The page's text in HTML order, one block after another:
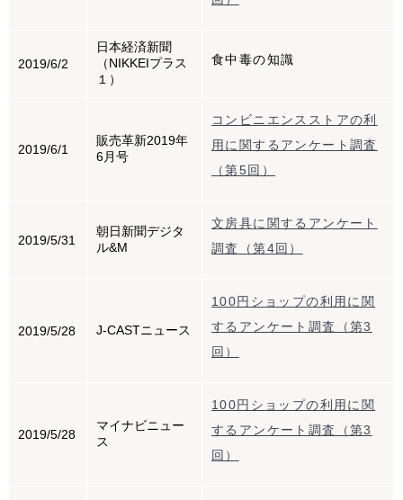
2019/6/2
日本経済新聞
（NIKKEIプラス
１）
食中毒の知識
2019/6/1
販売革新2019年
6月号
コンビニエンスストアの利
用に関するアンケート調査
（第5回）
2019/5/31
朝日新聞デジタ
ル&M
文房具に関するアンケート
調査（第4回）
2019/5/28 J-CASTニュース
100円ショップの利用に関
するアンケート調査（第3
回）
2019/5/28
マイナビニュー
ス
100円ショップの利用に関
するアンケート調査（第3
回）